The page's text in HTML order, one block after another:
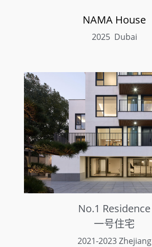
Contact 联系我们
NAMA House
2025  Dubai
No.1 Residence
一号住宅
2021-2023 Zhejiang